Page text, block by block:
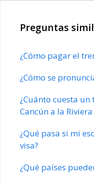
Preguntas
¿Cómo pagar el
¿Cómo se
¿Cuánto cuesta
Cancún a la
¿Qué pasa si mi
visa?
¿Qué países